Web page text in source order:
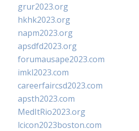
grur2023.org
hkhk2023.org
napm2023.org
apsdfd2023.org
forumausape2023.com
imkl2023.com
careerfaircsd2023.com
apsth2023.com
MedItRio2023.org
lcicon2023boston.com